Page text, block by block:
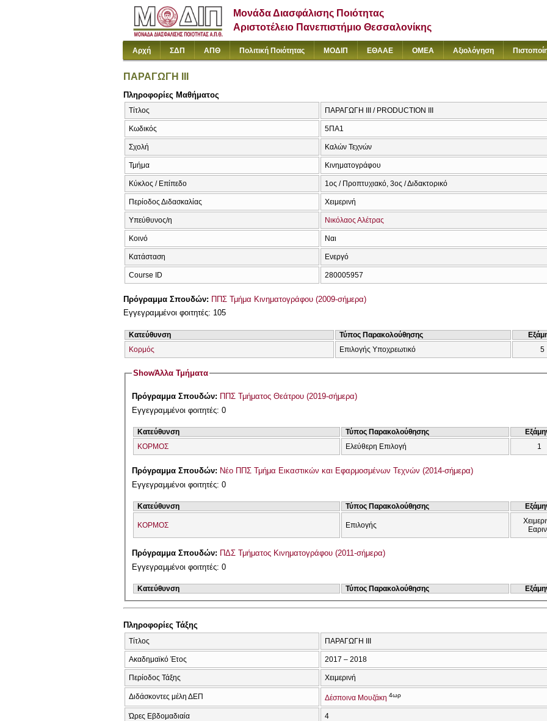
Μονάδα Διασφάλισης Ποιότητας
Αριστοτέλειο Πανεπιστήμιο Θεσσαλονίκης
Αρχή ΣΔΠ ΑΠΘ Πολιτική Ποιότητας ΜΟΔΙΠ ΕΘΑΑΕ ΟΜΕΑ Αξιολόγηση
ΠΑΡΑΓΩΓΗ ΙΙΙ
Πληροφορίες Μαθήματος
Τίτλος ΠΑΡΑΓΩΓΗ ΙΙΙ / PRODUCTION III
Κωδικός 5ΠΑ1
Σχολή Καλών Τεχνών
Τμήμα Κινηματογράφου
Κύκλος / Επίπεδο 1ος / Προπτυχιακό, 3ος / Διδακτορικό
Περίοδος Διδασκαλίας Χειμερινή
Υπεύθυνος/η Νικόλαος Αλέτρας
Κοινό Ναι
Κατάσταση Ενεργό
Course ID 280005957
Πρόγραμμα Σπουδών: ΠΠΣ Τμήμα Κινηματογράφου (2009-σήμερα)
Εγγεγραμμένοι φοιτητές: 105
Κατεύθυνση Τύπος Παρακολούθησης
Κορμός
Επιλογής Υποχρεωτικό 5
ShowΆλλα Τμήματα
Πρόγραμμα Σπουδών: ΠΠΣ Τμήματος Θεάτρου (2019-σήμερα)
Εγγεγραμμένοι φοιτητές: 0
Κατεύθυνση Τύπος Παρακολούθησης
ΚΟΡΜΟΣ
Ελεύθερη Επιλογή 1
Πρόγραμμα Σπουδών: Νέο ΠΠΣ Τμήμα Εικαστικών και Εφαρμοσμένων Τεχνών (2014-σήμερα)
Εγγεγραμμένοι φοιτητές: 0
Κατεύθυνση Τύπος Παρακολούθησης
ΚΟΡΜΟΣ Επιλογής
Πρόγραμμα Σπουδών: ΠΔΣ Τμήματος Κινηματογράφου (2011-σήμερα)
Εγγεγραμμένοι φοιτητές: 0
Κατεύθυνση Τύπος Παρακολούθησης
Πληροφορίες Τάξης
Τίτλος ΠΑΡΑΓΩΓΗ ΙΙΙ
Ακαδημαϊκό Έτος 2017 – 2018
Περίοδος Τάξης Χειμερινή
Διδάσκοντες μέλη ΔΕΠ Δέσποινα Μουζάκη 4ωρ
Ώρες Εβδομαδιαία 4